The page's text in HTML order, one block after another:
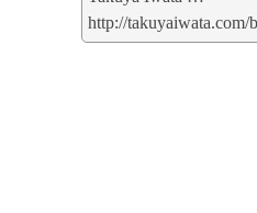
http://takuyaiwata.com/